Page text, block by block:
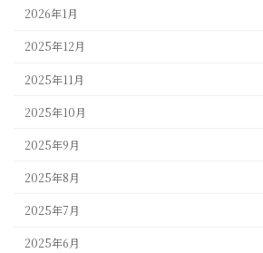
2026年1月
2025年12月
2025年11月
2025年10月
2025年9月
2025年8月
2025年7月
2025年6月